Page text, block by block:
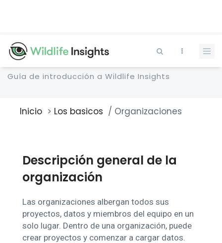
principal
Guía de introducción a Wildlife Insights
Sobrescribir
navegación
Inicio Los basicos Organizaciones
Descripción general de la
organización
Las organizaciones albergan todos sus
proyectos, datos y miembros del equipo en un
solo lugar. Dentro de una organización, puede
crear proyectos y comenzar a cargar datos.